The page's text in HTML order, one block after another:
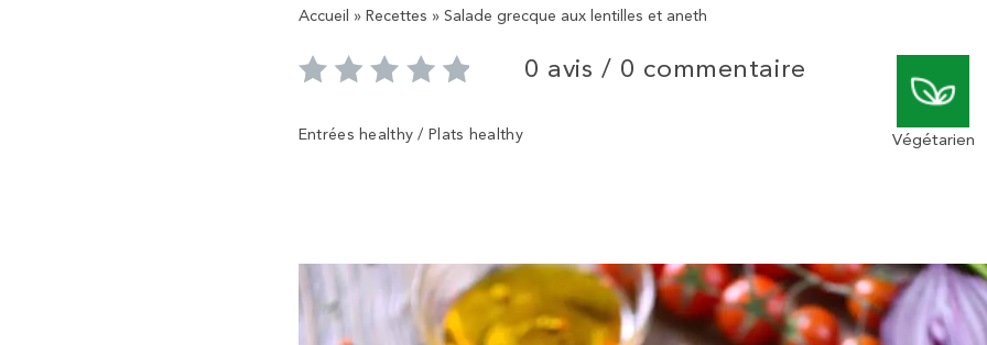
Accueil » Recettes » Salade grecque aux lentilles et aneth
0 avis / 0 commentaire
Entrées healthy / Plats healthy Végétarien